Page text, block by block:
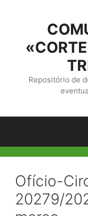
conteúdo
Repositório de
Ofício-
20279/